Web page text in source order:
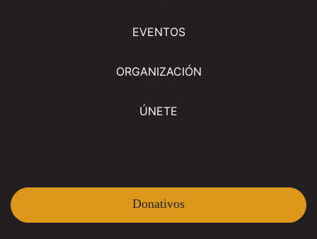
EVENTOS
ORGANIZACIÓN
ÚNETE
Donativos